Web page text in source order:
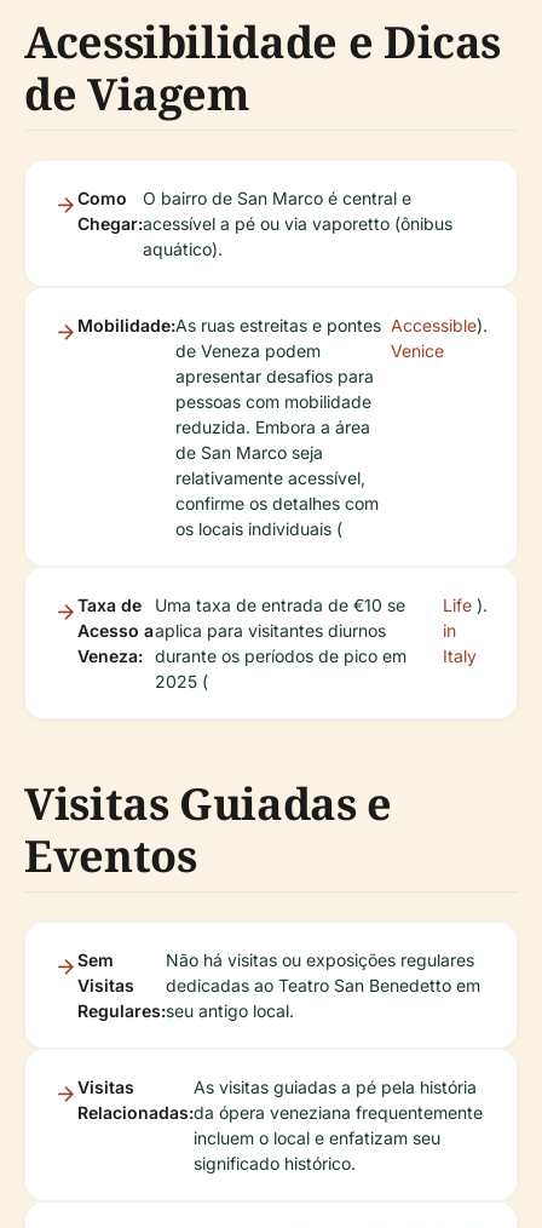
Acessibilidade e Dicas
de Viagem
Como
Chegar:
O bairro de San Marco é central e
acessível a pé ou via vaporetto (ônibus
aquático).
Mobilidade:As ruas estreitas e pontes
de Veneza podem
apresentar desafios para
pessoas com mobilidade
reduzida. Embora a área
de San Marco seja
relativamente acessível,
confirme os detalhes com
os locais individuais (
Accessible
Venice
).
Taxa de
Acesso a
Veneza:
Uma taxa de entrada de €10 se
aplica para visitantes diurnos
durante os períodos de pico em
2025 (
Life
in
Italy
).
Visitas Guiadas e
Eventos
Sem
Visitas
Regulares:
Não há visitas ou exposições regulares
dedicadas ao Teatro San Benedetto em
seu antigo local.
Visitas
Relacionadas:
As visitas guiadas a pé pela história
da ópera veneziana frequentemente
incluem o local e enfatizam seu
significado histórico.